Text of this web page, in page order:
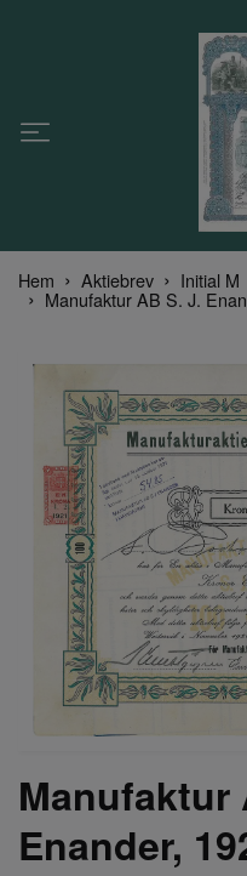
Hem Aktiebrev Initial M
Manufaktur AB S. J.
Manufaktur
Enander,